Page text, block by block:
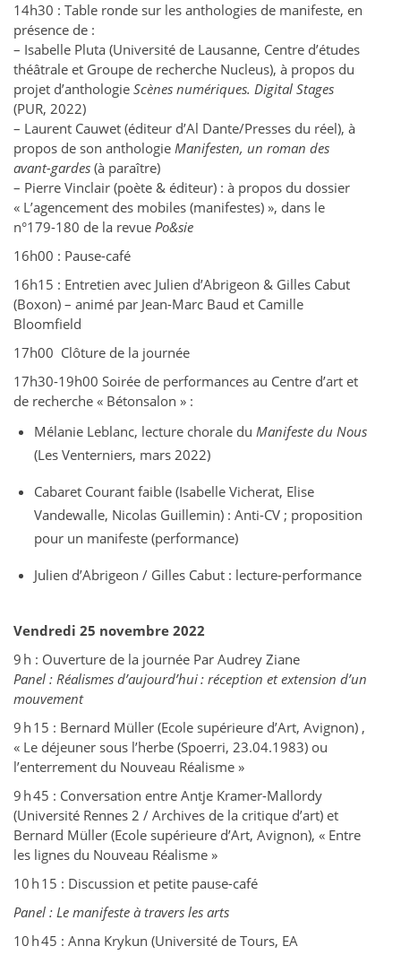
14h30 : Table ronde sur les anthologies de manifeste, en
présence de :
– Isabelle Pluta (Université de Lausanne, Centre d’études
théâtrale et Groupe de recherche Nucleus), à propos du
projet d’anthologie Scènes numériques. Digital Stages
(PUR, 2022)
– Laurent Cauwet (éditeur d’Al Dante/Presses du réel), à
propos de son anthologie Manifesten, un roman des
avant-gardes (à paraître)
– Pierre Vinclair (poète & éditeur) : à propos du dossier
« L’agencement des mobiles (manifestes) », dans le
n°179-180 de la revue Po&sie
16h00 : Pause-café
16h15 : Entretien avec Julien d’Abrigeon & Gilles Cabut
(Boxon) – animé par Jean-Marc Baud et Camille
Bloomfield
17h00 Clôture de la journée
17h30-19h00 Soirée de performances au Centre d’art et
de recherche « Bétonsalon » :
Mélanie Leblanc, lecture chorale du Manifeste du Nous
(Les Venterniers, mars 2022)
Cabaret Courant faible (Isabelle Vicherat, Elise
Vandewalle, Nicolas Guillemin) : Anti-CV ; proposition
pour un manifeste (performance)
Julien d’Abrigeon / Gilles Cabut : lecture-performance
Vendredi 25 novembre 2022
9 h : Ouverture de la journée Par Audrey Ziane
Panel : Réalismes d’aujourd’hui : réception et extension d’un
mouvement
9 h 15 : Bernard Müller (Ecole supérieure d’Art, Avignon) ,
« Le déjeuner sous l’herbe (Spoerri, 23.04.1983) ou
l’enterrement du Nouveau Réalisme »
9 h 45 : Conversation entre Antje Kramer-Mallordy
(Université Rennes 2 / Archives de la critique d’art) et
Bernard Müller (Ecole supérieure d’Art, Avignon), « Entre
les lignes du Nouveau Réalisme »
10 h 15 : Discussion et petite pause-café
Panel : Le manifeste à travers les arts
10 h 45 : Anna Krykun (Université de Tours, EA